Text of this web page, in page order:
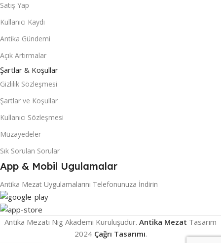
Satış Yap
Kullanıcı Kaydı
Antika Gündemi
Açık Artırmalar
Şartlar & Koşullar
Gizlilik Sözleşmesi
Şartlar ve Koşullar
Kullanıcı Sözleşmesi
Müzayedeler
Sık Sorulan Sorular
App & Mobil Ugulamalar
Antika Mezat Uygulamalarını Telefonunuza İndirin
Antika Mezatı Nig Akademi Kuruluşudur. Antika Mezat Tasarım
2024 Çağrı Tasarımı.